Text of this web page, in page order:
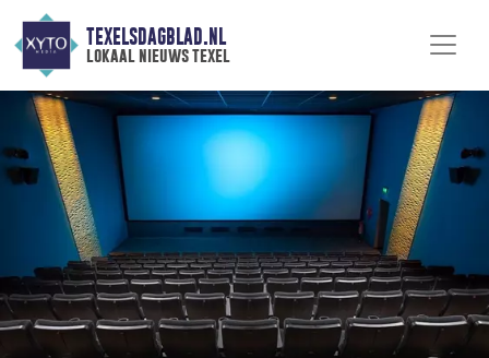
TEXELSDAGBLAD.NL
lokaal nieuws texel